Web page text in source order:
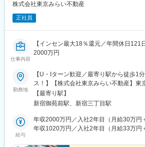
株式会社東京みらい不動産
正社員
仕事内容
【インセン最大18％還元／年間休日121
2000万円
勤務地
【U・Iターン歓迎／最寄り駅から徒歩1
ス！】【株式会社東京みらい不動産】東
TOKYO MIRAIビル 1F,4F【アクセス】「
徒歩30秒 ／「新宿三丁目駅」徒歩7分各
【最寄り駅】
新宿御苑前駅、新宿三丁目駅
給与
年収2000万円／入社2年目（月給30万円
年収1020万円／入社2年目（月給33万円